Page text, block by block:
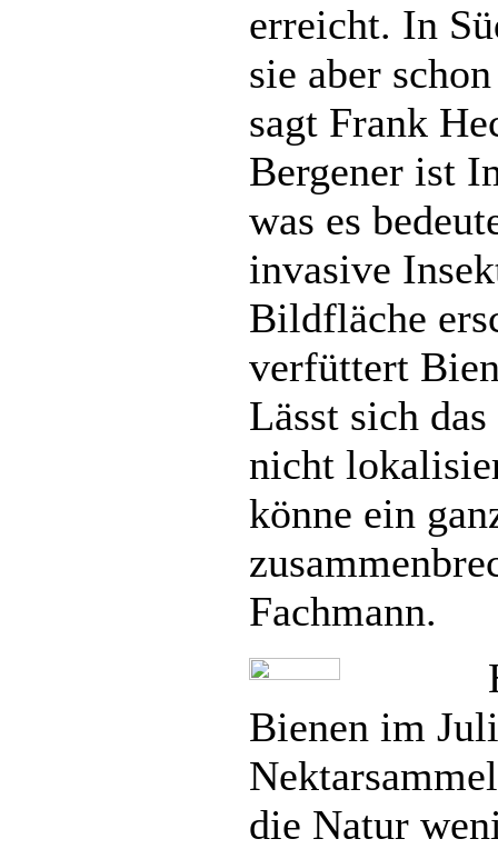
erreicht. In
sie aber
sagt Frank
Bergener ist
was es
invasive
Bildfläche
verfüttert
Lässt sich
nicht
könne ein
Fachmann.
Bienen im
die Natur